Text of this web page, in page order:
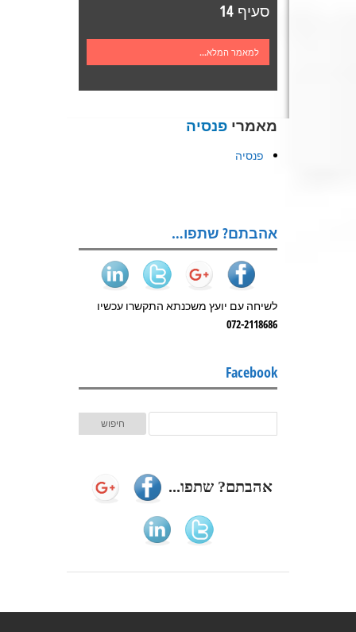
סעיף 14
למאמר המלא...
מאמרי פנסיה
פנסיה
אהבתם? שתפו…
לשיחה עם יועץ משכנתא התקשרו עכשיו
072-2118686
Facebook
אהבתם? שתפו...